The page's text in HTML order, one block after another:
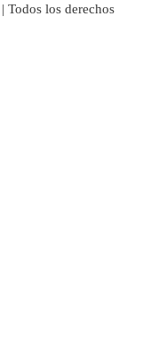
Todos los derechos